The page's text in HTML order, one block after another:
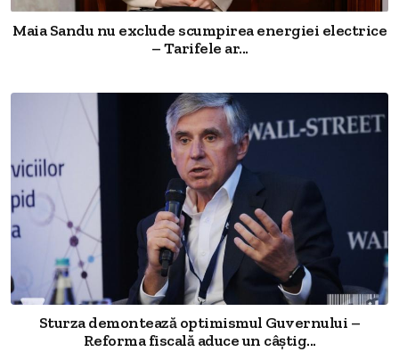
Maia Sandu nu exclude scumpirea energiei electrice
– Tarifele ar...
Sturza demontează optimismul Guvernului –
Reforma fiscală aduce un câștig...